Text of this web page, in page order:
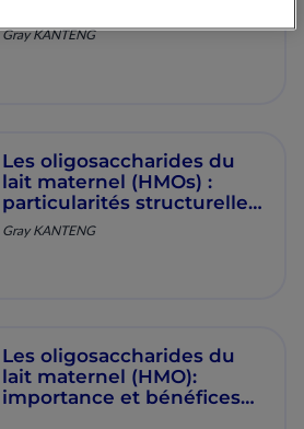
2026
Gray KANTENG
Les oligosaccharides du
lait maternel (HMOs) :
particularités structurelles
et fonctionnelles par Dr.
GRAY KANTENG
Gray KANTENG
Les oligosaccharides du
lait maternel (HMO):
importance et bénéfices